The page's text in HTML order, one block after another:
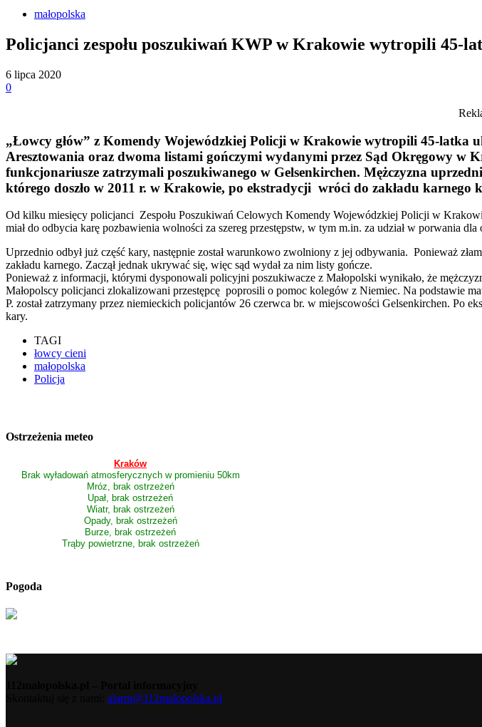
małopolska
Policjanci zespołu poszukiwań KWP w Krakowie wytropili 45-
6 lipca 2020
0
„Łowcy głów” z Komendy Wojewódzkiej Policji w Krakowie wytropili 45-latka
Aresztowania oraz dwoma listami gończymi wydanymi przez Sąd Okręgowy w
funkcjonariusze zatrzymali poszukiwanego w Gelsenkirchen. Mężczyzna
którego doszło w 2011 r. w Krakowie, po ekstradycji wróci do zakładu karnego
Od kilku miesięcy policjanci Zespołu Poszukiwań Celowych Komendy Wojewódzkiej Policji w
miał do odbycia karę pozbawienia wolności za szereg przestępstw, w tym m.in. za udział w porwania
Uprzednio odbył już część kary, następnie został warunkowo zwolniony z jej odbywania. Ponieważ
zakładu karnego. Zaczął jednak ukrywać się, więc sąd wydał za nim listy gończe.
Ponieważ z informacji, którymi dysponowali policyjni poszukiwacze z Małopolski wynikało, że
Małopolscy policjanci zlokalizowani przestępcę poprosili o pomoc kolegów z Niemiec. Na podstawie
P. został zatrzymany przez niemieckich policjantów 26 czerwca br. w miejscowości Gelsenkirchen. Po
kary.
TAGI
łowcy cieni
małopolska
Policja
Ostrzeżenia meteo
Kraków
Brak wyładowań atmosferycznych w promieniu 50km
Mróz, brak ostrzeżeń
Upał, brak ostrzeżeń
Wiatr, brak ostrzeżeń
Opady, brak ostrzeżeń
Burze, brak ostrzeżeń
Trąby powietrzne, brak ostrzeżeń
Pogoda
alarm@112malopolska.pl